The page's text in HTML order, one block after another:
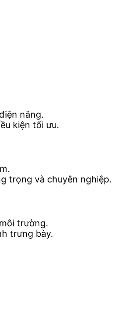
năng.
kiện tối ưu.
trọng và chuyên nghiệp.
trường.
trưng bày.